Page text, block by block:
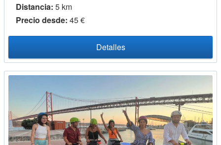
Distancia: 5 km
Precio desde: 45 €
Detalles